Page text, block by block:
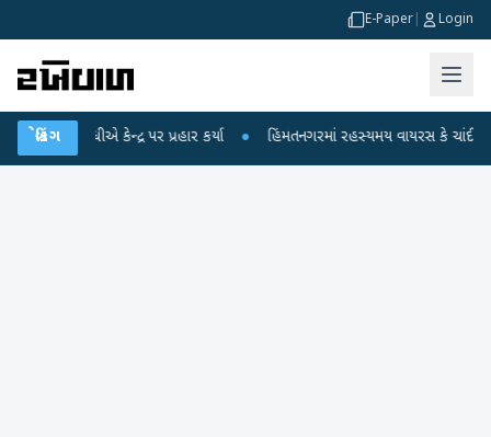
E-Paper Login
બ્રેકિંગ
કેન્દ્ર પર પ્રહાર કર્યા ● હિંમતનગરમાં રહસ્યમય વાયરસ કે ચાંદીપુરા? 6